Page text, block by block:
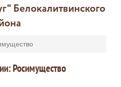
Белокалитвинского
Росимущество